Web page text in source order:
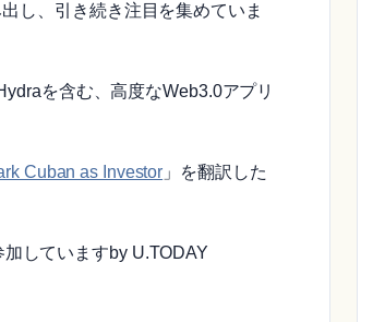
し、引き続き注目を集めていま
を含む、高度なWeb3.0アプリ
Cuban as Investor 」を翻訳した
していますby U.TODAY